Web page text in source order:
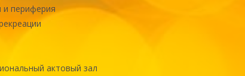
периферия
актовый зал